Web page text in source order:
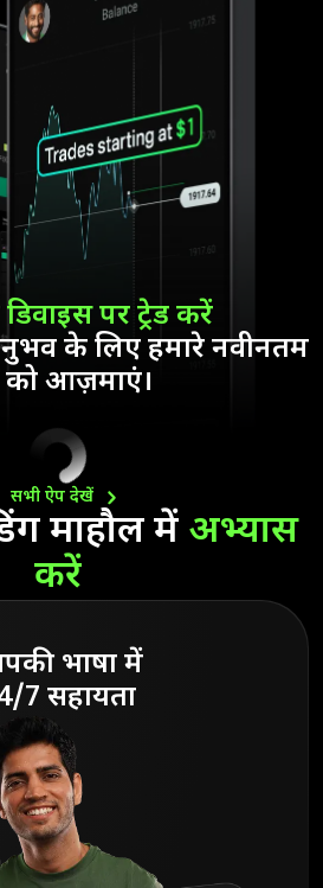
पर ट्रेड करें
के लिए हमारे नवीनतम
आज़माएं।
सभी ऐप देखें
माहौल में अभ्यास
करें
भाषा में
7 सहायता